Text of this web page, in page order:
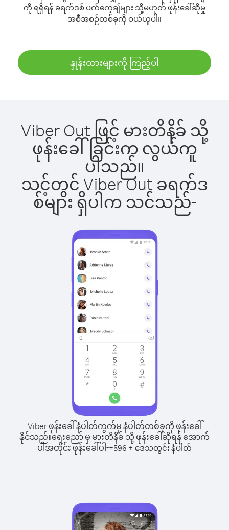
ကို ရရှိရန် ခရက်ဒစ် ပက်ကေ့ချ်များ သို့မဟုတ် ဖုန်းခေါ်ဆိုမှု
အစီအစဉ်တစ်ခုကို ဝယ်ယူပါ။
နှုန်းထားများကို ကြည့်ပါ
Viber Out ဖြင့် မားတိနိခ် သို့
ဖုန်းခေါ်ခြင်းက လွယ်ကူ
ပါသည်။
သင့်တွင် Viber Out ခရက်ဒ
စ်များ ရှိပါက သင်သည်-
Viber ဖုန်းခေါ်နံပါတ်ကွက်မှ နံပါတ်တစ်ခုကို ဖုန်းခေါ်
နိုင်သည်။ရေးညော် မှ မားတိနိခ် သို့ ဖုန်းခေါ်ဆိုရန် အောက်
ပါအတိုင်း ဖုန်းခေါ်ပါ-+596 + ဒေသတွင်း နံပါတ်